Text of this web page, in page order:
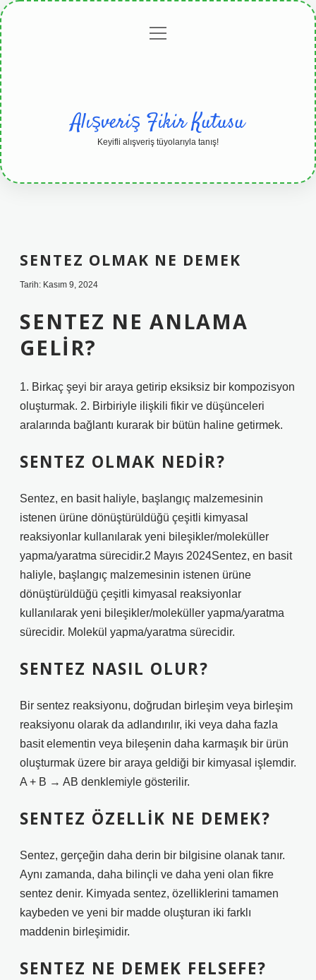
Gizlilikmenüyü
Alışveriş Fikir Kutusu
Keyifli alışveriş tüyolarıyla tanış!
SENTEZ OLMAK NE DEMEK
Tarih: Kasım 9, 2024
SENTEZ NE ANLAMA
GELIR?
1. Birkaç şeyi bir araya getirip eksiksiz bir kompozisyon
oluşturmak. 2. Birbiriyle ilişkili fikir ve düşünceleri
aralarında bağlantı kurarak bir bütün haline getirmek.
SENTEZ OLMAK NEDIR?
Sentez, en basit haliyle, başlangıç ​​malzemesinin
istenen ürüne dönüştürüldüğü çeşitli kimyasal
reaksiyonlar kullanılarak yeni bileşikler/moleküller
yapma/yaratma sürecidir.2 Mayıs 2024Sentez, en basit
haliyle, başlangıç ​​malzemesinin istenen ürüne
dönüştürüldüğü çeşitli kimyasal reaksiyonlar
kullanılarak yeni bileşikler/moleküller yapma/yaratma
sürecidir. Molekül yapma/yaratma sürecidir.
SENTEZ NASIL OLUR?
Bir sentez reaksiyonu, doğrudan birleşim veya birleşim
reaksiyonu olarak da adlandırılır, iki veya daha fazla
basit elementin veya bileşenin daha karmaşık bir ürün
oluşturmak üzere bir araya geldiği bir kimyasal işlemdir.
A + B → AB denklemiyle gösterilir.
SENTEZ ÖZELLIK NE DEMEK?
Sentez, gerçeğin daha derin bir bilgisine olanak tanır.
Aynı zamanda, daha bilinçli ve daha yeni olan fikre
sentez denir. Kimyada sentez, özelliklerini tamamen
kaybeden ve yeni bir madde oluşturan iki farklı
maddenin birleşimidir.
SENTEZ NE DEMEK FELSEFE?